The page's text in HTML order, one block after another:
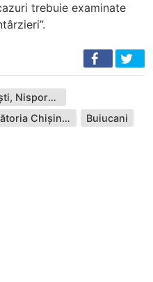
trebuie examinate
Boldurești, Nisporeni
Judecătoria Chișinău Buiucani